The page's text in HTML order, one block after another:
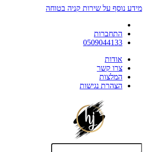
מידע נוסף על שירות קניה בטוחה
התחברות
0509044133
אודות
צרו קשר
המלצות
הצהרת נגישות